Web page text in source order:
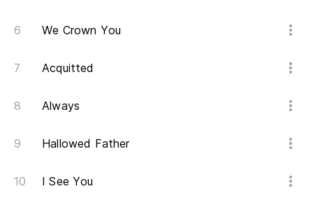
We Crown You
Acquitted
Always
Hallowed Father
I See You